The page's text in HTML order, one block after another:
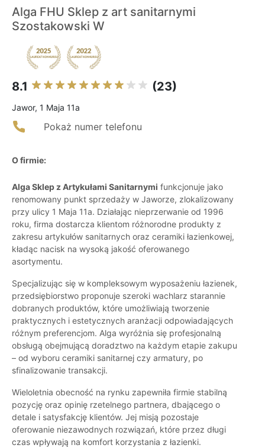
Alga FHU Sklep z art sanitarnymi
Szostakowski W
8.1 (23)
Jawor, 1 Maja 11a
Pokaż numer telefonu
O firmie:
Alga Sklep z Artykułami Sanitarnymi funkcjonuje jako
renomowany punkt sprzedaży w Jaworze, zlokalizowany
przy ulicy 1 Maja 11a. Działając nieprzerwanie od 1996
roku, firma dostarcza klientom różnorodne produkty z
zakresu artykułów sanitarnych oraz ceramiki łazienkowej,
kładąc nacisk na wysoką jakość oferowanego
asortymentu.
Specjalizując się w kompleksowym wyposażeniu łazienek,
przedsiębiorstwo proponuje szeroki wachlarz starannie
dobranych produktów, które umożliwiają tworzenie
praktycznych i estetycznych aranżacji odpowiadających
różnym preferencjom. Alga wyróżnia się profesjonalną
obsługą obejmującą doradztwo na każdym etapie zakupu
– od wyboru ceramiki sanitarnej czy armatury, po
sfinalizowanie transakcji.
Wieloletnia obecność na rynku zapewniła firmie stabilną
pozycję oraz opinię rzetelnego partnera, dbającego o
detale i satysfakcję klientów. Jej misją pozostaje
oferowanie niezawodnych rozwiązań, które przez długi
czas wpływają na komfort korzystania z łazienki.